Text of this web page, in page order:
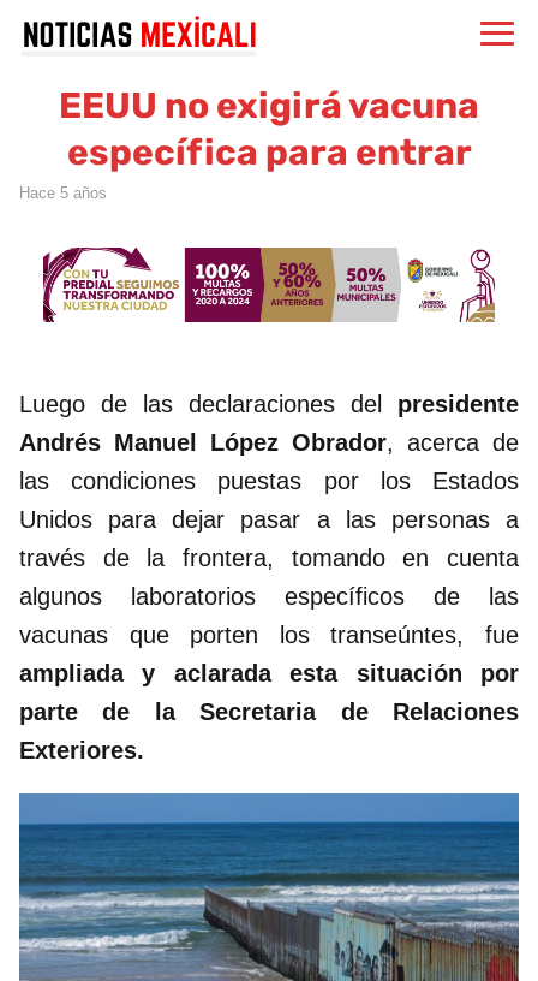
EEUU no exigirá vacuna
específica para entrar
hace 5 años
Luego de las declaraciones del presidente
Andrés Manuel López Obrador, acerca de
las condiciones puestas por los Estados
Unidos para dejar pasar a las personas a
través de la frontera, tomando en cuenta
algunos laboratorios específicos de las
vacunas que porten los transeúntes, fue
ampliada y aclarada esta situación por
parte de la Secretaria de Relaciones
Exteriores.